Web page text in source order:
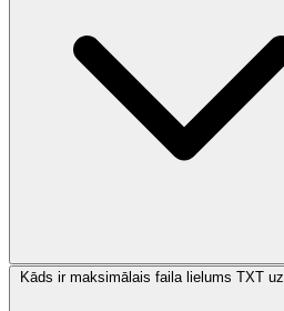
Kāds ir maksimālais faila lielums TXT